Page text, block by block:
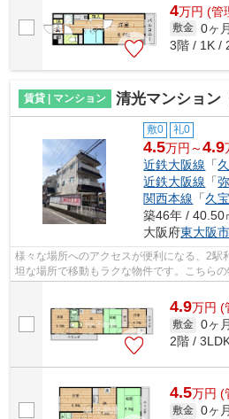
4万円 (管
敷金 0ヶ月
3階 / 1K /
賃貸 | マンション 清光マンション
敷0 礼0
4.5万円～4.9
近鉄大阪線 「
近鉄大阪線 「
関西本線 「久
築46年 / 40.50
大阪府東大阪市
様々な場所へのアクセスが便利になる、2駅
坦な場所で移動もラクな物件です。こちら
4.9万円 (
敷金 0ヶ月
2階 /
4.5万円 (
敷金 0ヶ月